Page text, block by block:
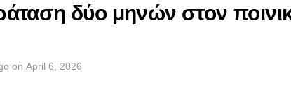
δύο μηνών στον
on April 6, 2026